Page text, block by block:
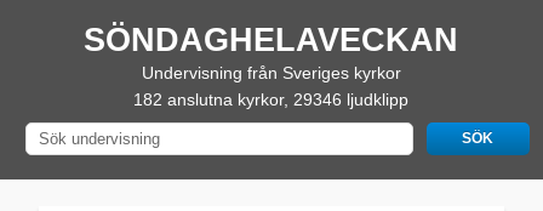
SÖNDAGHELAVECKAN
Undervisning från Sveriges kyrkor
182 anslutna kyrkor, 29346 ljudklipp